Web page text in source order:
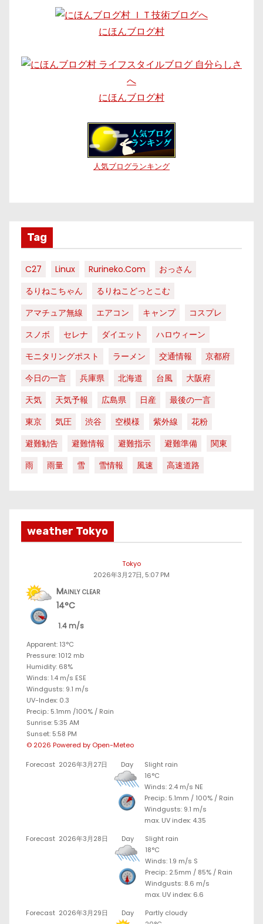
にほんブログ村
にほんブログ村
人気ブログランキング
Tag
C27 Linux Rurineko.com
おっさん
るりねこちゃん
るりねこどっとこむ
アマチュア無線
エアコン キャンプ
コスプレ
スノボ
セレナ ダイエット
ハロウィーン
モニタリングポスト
ラーメン 交通情報
京都府
今日の一言
兵庫県 北海道 台風
大阪府
天気
天気予報 広島県 日産
最後の一言
東京
気圧 渋谷 空模様 紫外線
花粉
避難勧告
避難情報 避難指示 避難準備
関東
雨
雨量 雪 雪情報 風速 高速道路
weather Tokyo
Tokyo
2026年3月27日, 5:07 PM
Mainly clear
14°C
1.4 m/s
Apparent: 13°C
Pressure: 1012 mb
Humidity: 68%
Winds: 1.4 m/s ESE
Windgusts: 9.1 m/s
UV-Index: 0.3
Precip.: 5.1mm /100% / Rain
Sunrise: 5:35 AM
Sunset: 5:58 PM
© 2026 Powered by Open-Meteo
Forecast 2026年3月27日 Day
Slight rain
16°C
Winds: 2.4 m/s NE
Precip.: 5.1mm / 100% / Rain
Windgusts: 9.1 m/s
max. UV index: 4.35
Forecast 2026年3月28日 Day
Slight rain
18°C
Winds: 1.9 m/s S
Precip.: 2.5mm / 85% / Rain
Windgusts: 8.6 m/s
max. UV index: 6.6
Forecast 2026年3月29日 Day
Partly cloudy